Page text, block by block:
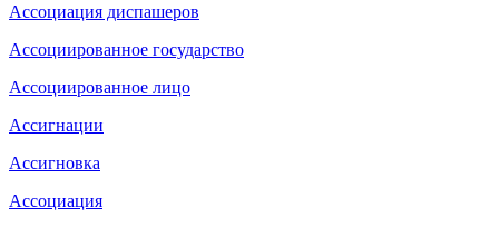
Ассоциация диспашеров
Ассоциированное государство
Ассоциированное лицо
Ассигнации
Ассигновка
Ассоциация